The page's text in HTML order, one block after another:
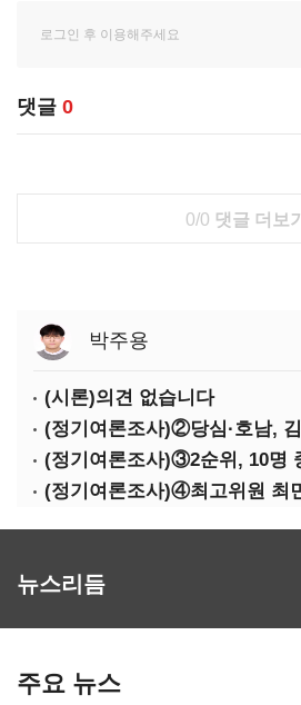
댓글 0
0/0 댓글 더보기
박주용
(시론)의견 없습니다
뉴스리듬
주요 뉴스